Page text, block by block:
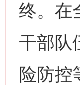
终。在
干部队
险防控